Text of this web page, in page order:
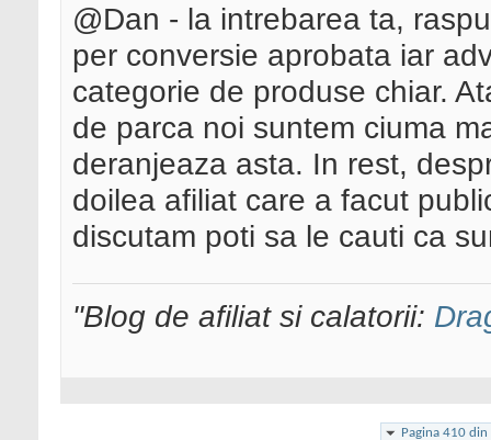
@Dan - la intrebarea ta,
per conversie aprobata iar
categorie de produse chiar.
de parca noi suntem ciuma
deranjeaza asta. In rest,
doilea afiliat care a facut
discutam poti sa le cauti ca
"Blog de afiliat si calatorii:
Pagina 410